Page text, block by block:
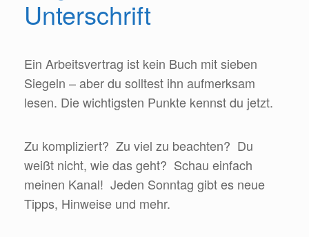
Unterschrift
Ein Arbeitsvertrag ist kein Buch mit sieben
Siegeln – aber du solltest ihn aufmerksam
lesen. Die wichtigsten Punkte kennst du jetzt.
Zu kompliziert? Zu viel zu beachten? Du
weißt nicht, wie das geht? Schau einfach
meinen Kanal! Jeden Sonntag gibt es neue
Tipps, Hinweise und mehr.